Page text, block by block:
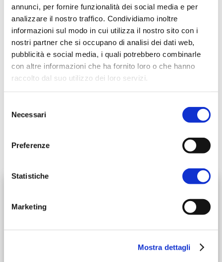
annunci, per fornire funzionalità dei social media e per
analizzare il nostro traffico. Condividiamo inoltre
informazioni sul modo in cui utilizza il nostro sito con i
nostri partner che si occupano di analisi dei dati web,
pubblicità e social media, i quali potrebbero combinarle
con altre informazioni che ha fornito loro o che hanno
raccolto dal suo utilizzo dei loro servizi.
delNecessari
Preferenze
Statistiche
Marketing
Mostra dettagli
d’ingrandimento l’artista nella sua concretezza,
quando esprime la propria libertà di movimento
nella gestualità della materia. Vennero così utilizzati
elementi inusuali come carta, tessuti, fango, vetro.
Anche il corpo umano diventò strumento artistico,
lasciando le proprie impronte sul colore - nessun
mezzo è precluso - passando così dall’informale ad
esibizioni dal vivo, atte a stupire e coinvolgere lo
Accanto a Jiro Yoshihara, il fondatore, e Shozo
unirono successivamente Yasuo Sumi, Kazuo
Shiraga, Saburo Murakami, Jozo Ukiatto e molti altri.
31/01/2026 - 15/03/2026
corso Mazzini, 1, Cesena (FC)